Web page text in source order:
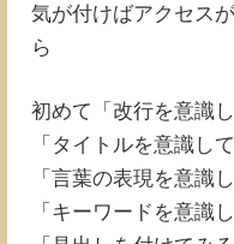
気が付けばアクセス
ら
初めて「改行を意識
「タイトルを意識し
「言葉の表現を意識
「キーワードを意識